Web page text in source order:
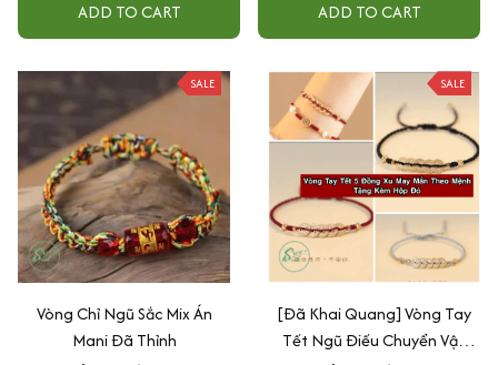
ADD TO CART ADD TO CART
SALE
Vòng Chỉ Ngũ Sắc Mix Án
Mani Đã Thỉnh
SALE
[Đã Khai Quang] Vòng Tay
Tết Ngũ Điếu Chuyển Vận